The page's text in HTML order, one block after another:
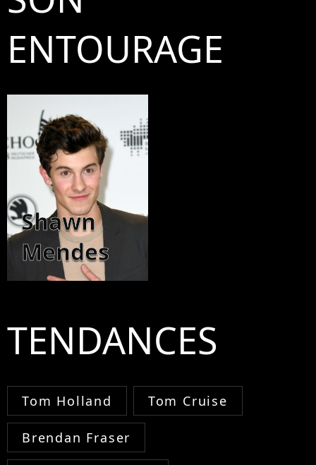
ENTOURAGE
Shawn
Mendes
TENDANCES
Tom Holland Tom Cruise
Brendan Fraser